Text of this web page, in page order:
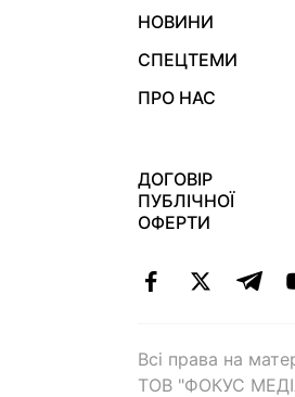
НОВИНИ
СПЕЦТЕМИ
ПРО НАС
ДОГОВІР
ПУБЛІЧНОЇ
ОФЕРТИ
Всі права на
ТОВ "ФОКУС